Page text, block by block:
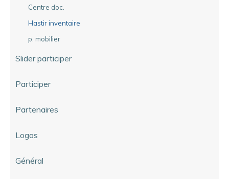
Centre doc.
Hastir inventaire
p. mobilier
Slider participer
Participer
Partenaires
Logos
Général